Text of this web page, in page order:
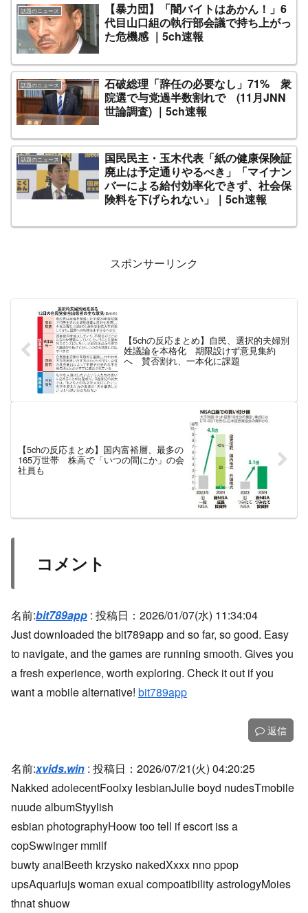
話題のニュース
【暴力団】「闇バイトはあかん！」6
代目山口組の執行部会議で持ち上がっ
た危機感 ｜5ch速報
話題のニュース
石破総理「辞任の必要なし」71% 衆
院選で与党過半数割れで (11月JNN
世論調査) ｜5ch速報
話題のニュース
国民民主・玉木代表「紙の健康保険証
廃止は予定通りやるべき」「マイナン
バーによる給付効率化できず、社会保
険料を下げられない」｜5ch速報
スポンサーリンク
【5chの反応まとめ】自民、選択的夫婦別
姓議論を本格化 期限設けず意見集約
へ 賛否割れ、一本化に課題
【5chの反応まとめ】国内富裕層、最多の
165万世帯 株高で「いつの間にか」の会
社員も
コメント
名前:bit789app : 投稿日：2026/01/07(水) 11:34:04
Just downloaded the bit789app and so far, so good. Easy
to navigate, and the games are running smooth. Gives you
a fresh experience, worth exploring. Check it out if you
want a mobile alternative! bit789app
返信
名前:xvids.win : 投稿日：2026/07/21(火) 04:20:25
Nakked adolecentFoolxy lesbianJulie boyd nudesTmobile
nuude albumStyylish
esbian photographyHoow too tell if escort iss a
copSwwinger mmilf
buwty analBeeth krzysko nakedXxxx nno ppop
upsAquariujs woman exual compoatibility astrologyMoies
thnat shuow